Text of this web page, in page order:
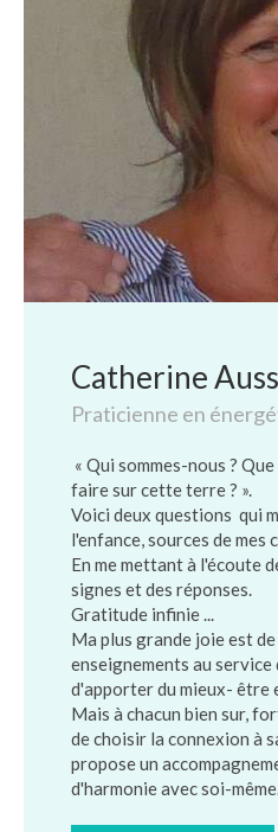
Catherine
Praticienne en
« Qui sommes-nous ?
faire sur cette terre ? ».
Voici deux questions qui
l'enfance, sources de mes
En me mettant à l'écoute
signes et des réponses.
Gratitude infinie ...
Ma plus grande joie est
enseignements au service
d'apporter du mieux- être
Mais à chacun bien sur,
de choisir la connexion à
propose un
d'harmonie avec soi-